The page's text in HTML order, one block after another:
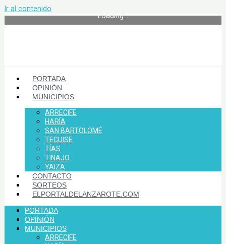
Ir al contenido
Loading...
PORTADA
OPINIÓN
MUNICIPIOS
ARRECIFE
HARÍA
SAN BARTOLOMÉ
TEGUISE
TÍAS
TINAJO
YAIZA
CONTACTO
SORTEOS
ELPORTALDELANZAROTE.COM
PORTADA
OPINIÓN
MUNICIPIOS
ARRECIFE